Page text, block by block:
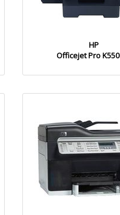
HP
Officejet Pro